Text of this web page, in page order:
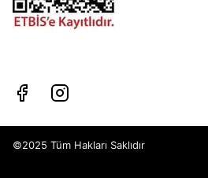
©2025 Tüm Hakları Saklıdır